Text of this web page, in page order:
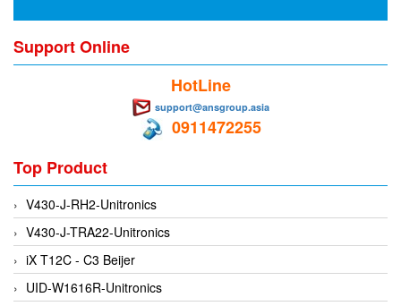
Delmhorst VietNam
Delta-mobrey
DESAX
DET-TRONICS
Deublin
Support Online
HotLine
support@ansgroup.asia
0911472255
Top Product
V430-J-RH2-Unitronics
V430-J-TRA22-Unitronics
iX T12C - C3 Beijer
UID-W1616R-Unitronics